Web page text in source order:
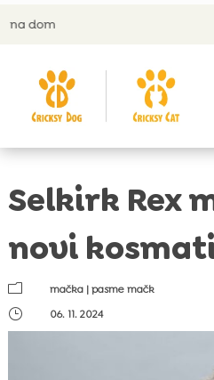
Lahko
Selkirk Rex
novi
m mačka |pasme mačk
}
06. 11. 2024